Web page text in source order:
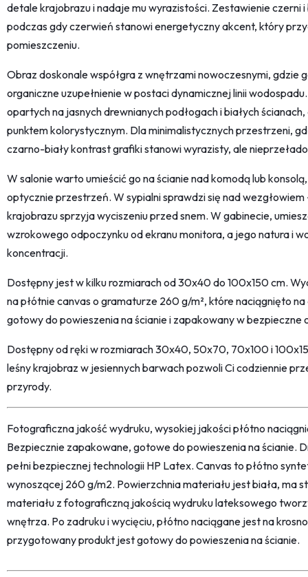
detale krajobrazu i nadaje mu wyrazistości. Zestawienie czerni
podczas gdy czerwień stanowi energetyczny akcent, który
pomieszczeniu.
Obraz doskonale współgra z wnętrzami nowoczesnymi, gdzie
organiczne uzupełnienie w postaci dynamicznej linii
opartych na jasnych drewnianych podłogach i białych
punktem kolorystycznym. Dla minimalistycznych przestrzeni,
czarno-biały kontrast grafiki stanowi wyrazisty, ale
W salonie warto umieścić go na ścianie nad komodą lub
optycznie przestrzeń. W sypialni sprawdzi się nad
krajobrazu sprzyja wyciszeniu przed snem. W gabinecie,
wzrokowego odpoczynku od ekranu monitora, a jego natura i
koncentracji.
Dostępny jest w kilku rozmiarach od 30x40 do 100x150 cm.
na płótnie canvas o gramaturze 260 g/m², które naciągnięto
gotowy do powieszenia na ścianie i zapakowany w bezpieczne
Dostępny od ręki w rozmiarach 30x40, 50x70, 70x100 i
leśny krajobraz w jesiennych barwach pozwoli Ci codziennie
przyrody.
Fotograficzna jakość wydruku, wysokiej jakości płótno
Bezpiecznie zapakowane, gotowe do powieszenia na ścianie.
pełni bezpiecznej technologii HP Latex. Canvas to płótno
wynoszącej 260 g/m2. Powierzchnia materiału jest biała, ma
materiału z fotograficzną jakością wydruku lateksowego
wnętrza. Po zadruku i wycięciu, płótno naciągane jest na
przygotowany produkt jest gotowy do powieszenia na ścianie.